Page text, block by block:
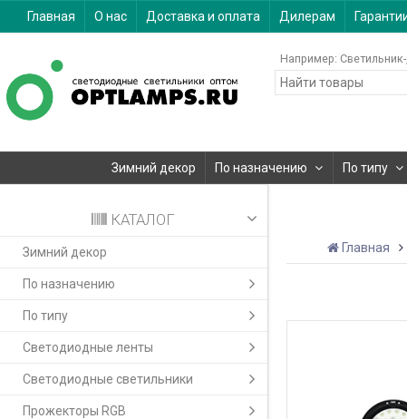
Главная О нас Доставка и оплата Дилерам
Например: Светильник-
Зимний декор По назначению По типу
КАТАЛОГ
Зимний декор
По назначению
По типу
Светодиодные ленты
Светодиодные светильники
Прожекторы RGB
Главная